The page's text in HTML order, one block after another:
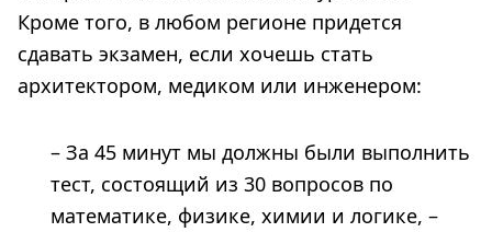
Кроме того, в любом регионе придется
сдавать экзамен, если хочешь стать
архитектором, медиком или инженером:
– За 45 минут мы должны были выполнить
тест, состоящий из 30 вопросов по
математике, физике, химии и логике, –